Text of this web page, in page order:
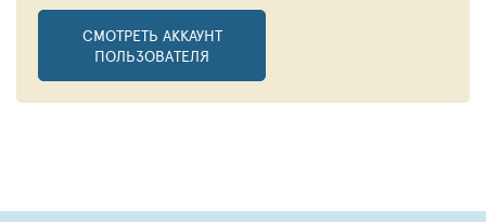
СМОТРЕТЬ АККАУНТ
ПОЛЬЗОВАТЕЛЯ